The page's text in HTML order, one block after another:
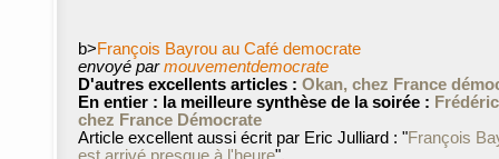
b>François Bayrou au Café democrate
envoyé parmouvementdemocrate
D'autres excellents articles : Okan, chez France
En entier : la meilleure synthèse de la soirée :
chez France Démocrate
Article excellent aussi écrit par Eric Julliard : "François